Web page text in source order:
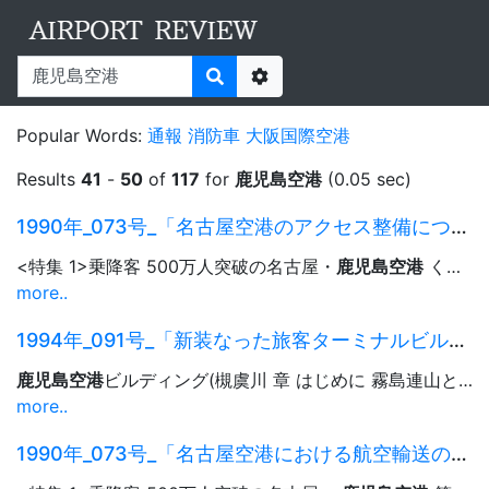
Options
Sort Score Result 10 results
Popular Words: 通報 消防車 大阪国際空港
Results 41 - 50 of 117 for 鹿児島空港(0.05 sec)
1990年_073号_「名古屋空港のアクセス整備について」.pdf
<特集 1>乗降客 500万人突破の名古屋・ 鹿児島空港くその 1.名古屋空港> 名古屋空港のアクセス整備について ...53 <特集 1>乗降客 500万人突破の名古屋・
more..
1994年_091号_「新装なった旅客ターミナルビル－1.5倍に拡張、800万人に対応」.pdf
鹿児島空港ビルディング(槻虞川 章 はじめに 霧島連山と桜島が一望できる，みどり豊かな台地 ...霧島連山と桜島が一望できる，みどり豊かな台地 (標高272メートノレ)に
more..
1990年_073号_「名古屋空港における航空輸送の現状」.pdf